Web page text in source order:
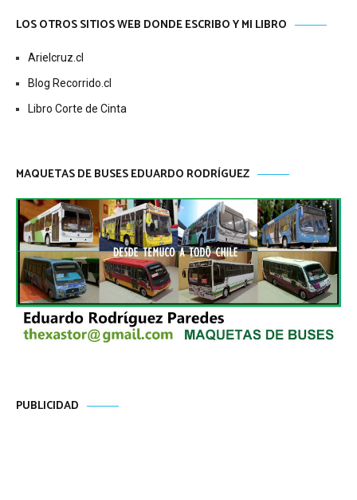
LOS OTROS SITIOS WEB DONDE ESCRIBO Y MI LIBRO
Arielcruz.cl
Blog Recorrido.cl
Libro Corte de Cinta
MAQUETAS DE BUSES EDUARDO RODRÍGUEZ
PUBLICIDAD